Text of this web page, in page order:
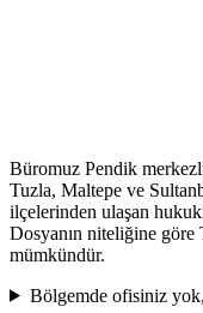
Büromuz Pendik
Tuzla, Maltepe ve
ilçelerinden ulaşan
Dosyanın niteliğine
mümkündür.
Bölgemde ofisiniz